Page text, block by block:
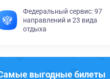
Федеральный сервис: 97
направлений и 23 вида
отдыха
выгодные билеты